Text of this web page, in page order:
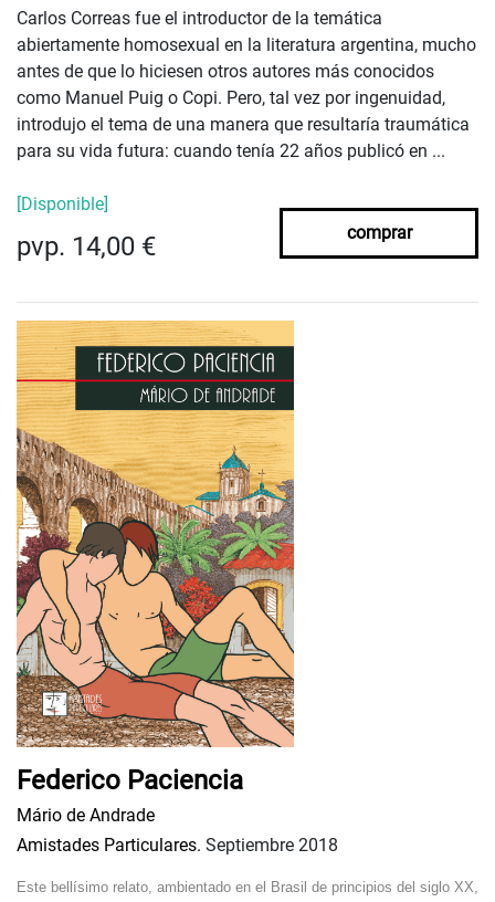
Carlos Correas fue el introductor de la temática
abiertamente homosexual en la literatura argentina, mucho
antes de que lo hiciesen otros autores más conocidos
como Manuel Puig o Copi. Pero, tal vez por ingenuidad,
introdujo el tema de una manera que resultaría traumática
para su vida futura: cuando tenía 22 años publicó en ...
[Disponible]
pvp. 14,00 € comprar
Federico Paciencia
Mário de Andrade
Amistades Particulares. Septiembre 2018
Este bellísimo relato, ambientado en el Brasil de principios del siglo XX,